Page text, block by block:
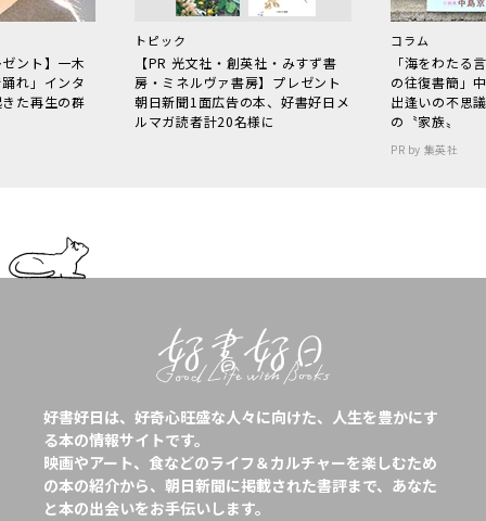
ント】一木
れ」インタ
た再生の群
トピック
【PR 光文社・創英社・みすず書
房・ミネルヴァ書房】プレゼント
朝日新聞1面広告の本、好書好日メ
ルマガ読者計20名様に
コラム
「海をわた
の往復書簡」
出逢いの不思
の〝家族〟
PR by 集英社
好書好日は、好奇心旺盛な人々に向けた、人生を豊かにす
る本の情報サイトです。
映画やアート、食などのライフ＆カルチャーを楽しむため
の本の紹介から、朝日新聞に掲載された書評まで、あなた
と本の出会いをお手伝いします。